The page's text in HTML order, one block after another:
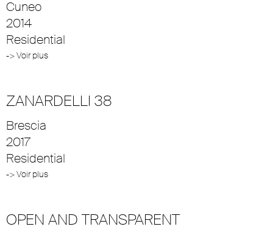
Cuneo
2014
Residential
-> Voir plus
ZANARDELLI 38
Brescia
2017
Residential
-> Voir plus
OPEN AND TRANSPARENT